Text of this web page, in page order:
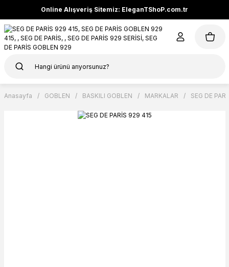
Online Alışveriş Sitemiz: EleganTShoP.com.tr
Anasayfa GOBLEN BASKILI GOBLEN MARKALAR SEG DE